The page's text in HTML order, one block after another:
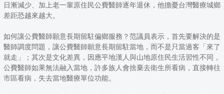
日漸減少、加上老一輩原住民公費醫師逐年退休，他擔憂台灣醫療城鄉
差距恐越來越大。
如何讓公費醫師願意長期留駐偏鄉服務？范議員表示，首先要解決的是
醫師調度問題，讓公費醫師願意長期留駐當地，而不是只當過客「來了
就走」；其次是文化差異，因應平地漢人與山地原住民生活習性不同，
公費醫師如果無法融入當地，許多族人會捨棄去衛生所看病，直接轉往
市區看病，失去當地醫療單位功能。